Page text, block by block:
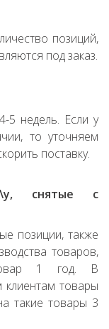
позиций,
под заказ.
5 недель. Если у
то уточняем
поставку.
снятые с
позиции, также
товаров,
1 год. В
клиентам товары
такие товары 3